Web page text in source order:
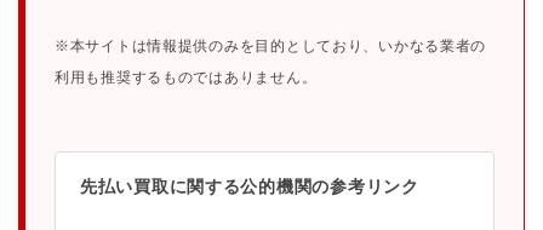
※本サイトは情報提供のみを目的としており、いかなる業者の
利用も推奨するものではありません。
先払い買取に関する公的機関の参考リンク